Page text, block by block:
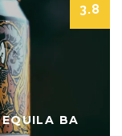
3.8
BA